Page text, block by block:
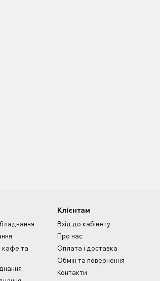
кафе та
Клієнтам
Вхід до кабінету
Про нас
Оплата і доставка
Обмін та повернення
Контакти